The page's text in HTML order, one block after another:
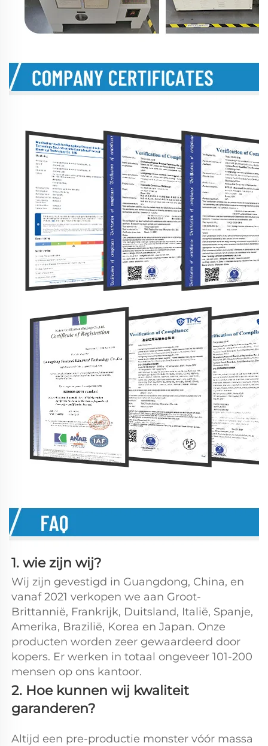
1. wie zijn wij?
Wij zijn gevestigd in Guangdong, China, en
vanaf 2021 verkopen we aan Groot-
Brittannië, Frankrijk, Duitsland, Italië, Spanje,
Amerika, Brazilië, Korea en Japan. Onze
producten worden zeer gewaardeerd door
kopers. Er werken in totaal ongeveer 101-200
mensen op ons kantoor.
2. Hoe kunnen wij kwaliteit
garanderen?
Altijd een pre-productie monster vóór massa